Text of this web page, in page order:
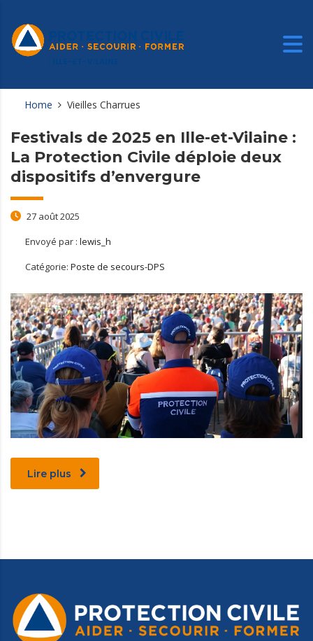
Home Vieilles Charrues
Festivals de 2025 en Ille-et-Vilaine :
La Protection Civile déploie deux
dispositifs d’envergure
27 août 2025
Envoyé par : lewis_h
Catégorie: Poste de secours-DPS
Lire plus